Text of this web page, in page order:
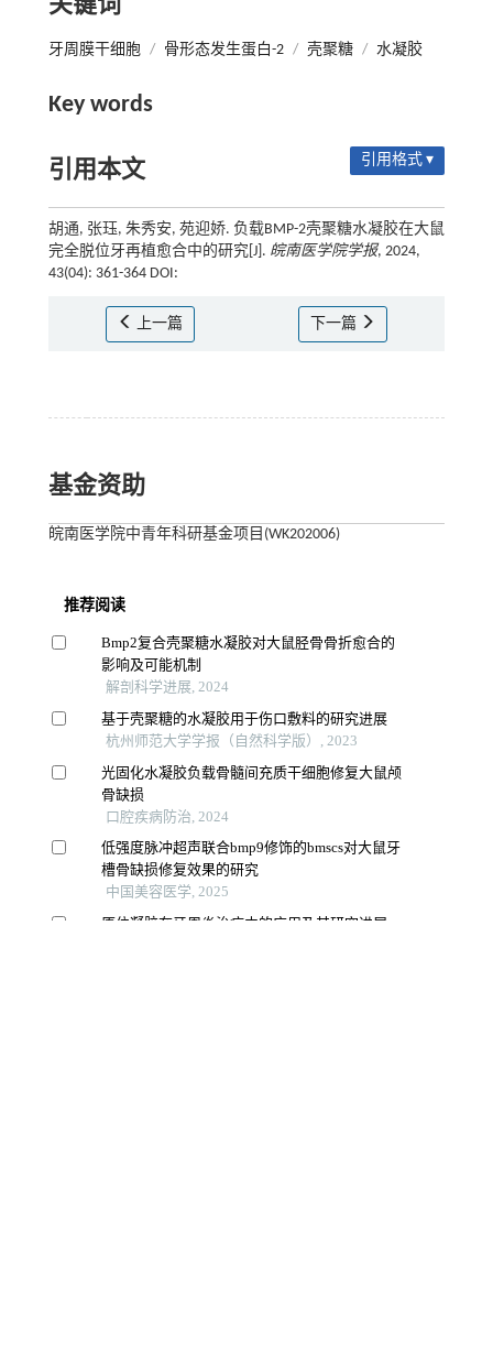
关键词
牙周膜干细胞 / 骨形态发生蛋白-2 / 壳聚糖 / 水凝胶
Key words
引用本文 引用格式 ▾
胡通, 张珏, 朱秀安, 苑迎娇. 负载BMP-2壳聚糖水凝胶在大鼠
完全脱位牙再植愈合中的研究[J]. 皖南医学院学报, 2024,
43(04): 361-364 DOI:
上一篇 下一篇
基金资助
皖南医学院中青年科研基金项目(WK202006)